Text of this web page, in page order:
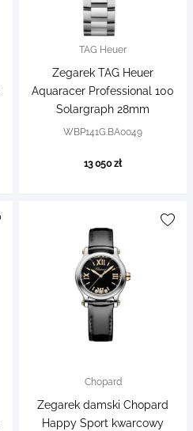
TAG Heuer
Zegarek TAG Heuer
Aquaracer Professional 100
Solargraph 28mm
WBP141G.BA0049
13 050 zł
Chopard
Zegarek damski Chopard
Happy Sport kwarcowy